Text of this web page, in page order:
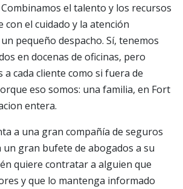
el talento y los recursos
el cuidado y la atención
pequeño despacho. Sí, tenemos
en docenas de oficinas, pero
cada cliente como si fuera de
eso somos: una familia, en Fort
entera.
a una gran compañía de seguros
gran bufete de abogados a su
quiere contratar a alguien que
y que lo mantenga informado